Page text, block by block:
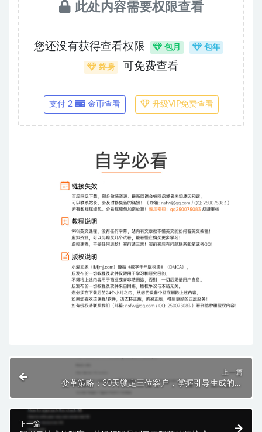
此处内容需要权限查看
您还没有获得查看权限 包月 包年
终身 可免费查看
支付 2 金币查看 升级VIP免费查看
上一篇
变革策略：30天锁定三位客户，掌握引导生成的秘
下一篇